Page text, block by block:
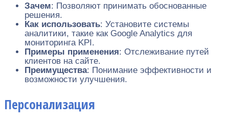
Зачем: Позволяют принимать обоснованные
решения.
Как использовать: Установите системы
аналитики, такие как Google Analytics для
мониторинга KPI.
Примеры применения: Отслеживание путей
клиентов на сайте.
Преимущества: Понимание эффективности и
возможности улучшения.
Персонализация